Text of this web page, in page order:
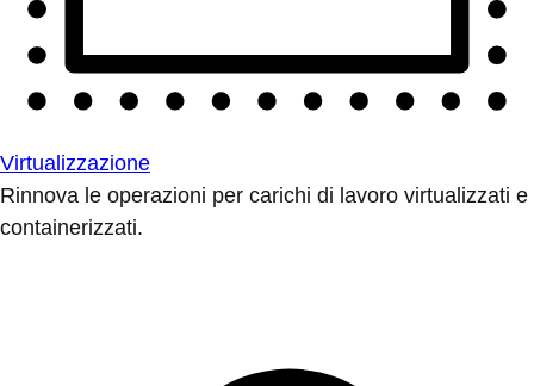
Virtualizzazione
Rinnova le operazioni per carichi di lavoro virtualizzati e
containerizzati.